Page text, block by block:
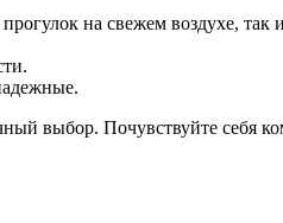
на свежем воздухе, так
выбор. Почувствуйте себя